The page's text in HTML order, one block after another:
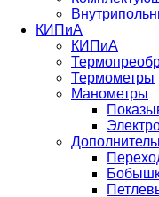
КИПиА
КИПиА
Термометры
Манометры